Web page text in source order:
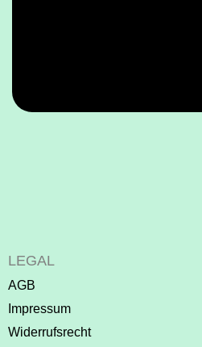
LEGAL
AGB
Impressum
Widerrufsrecht